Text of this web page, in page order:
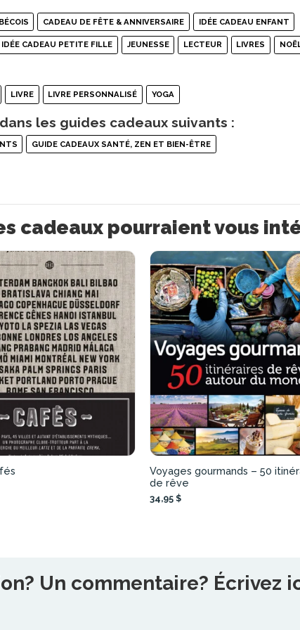
CADEAU DE FÊTE & ANNIVERSAIRE IDÉE CADEAU ENFANT
IDÉE CADEAU PETITE FILLE JEUNESSE LECTEUR LIVRES
LIVRE LIVRE PERSONNALISÉ YOGA
les guides cadeaux suivants :
GUIDE CADEAUX SANTÉ, ZEN ET BIEN-ÊTRE
cadeaux pourraient vous
Voyages gourmands – 50
de rêve
34,95 $
Un commentaire? Écrivez